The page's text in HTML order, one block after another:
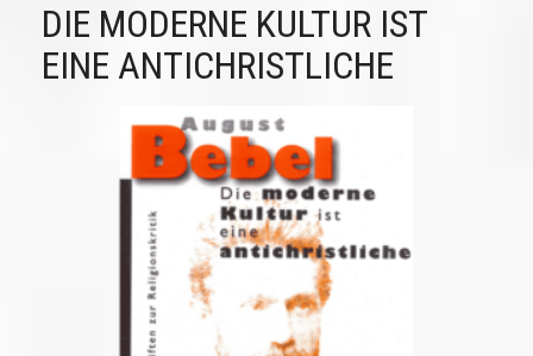
DIE MODERNE KULTUR IST
EINE ANTICHRISTLICHE